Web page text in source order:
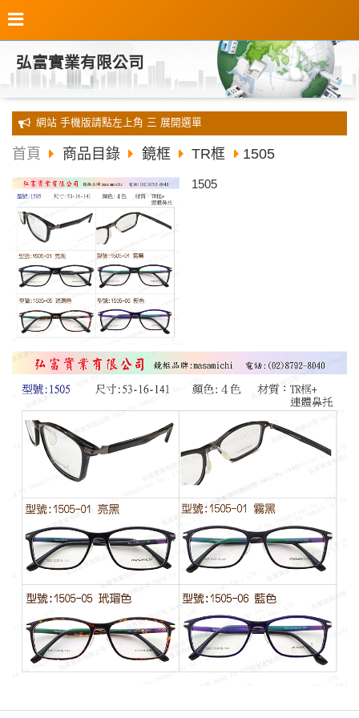
弘富實業有限公司
全新 網站 手機版請點左上角 三 展開選單
首頁 商品目錄 鏡框 TR框 1505
1505